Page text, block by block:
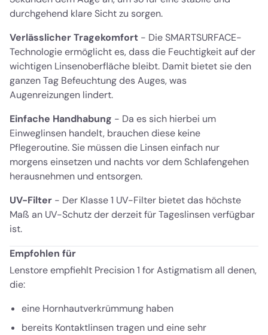
durchgehend klare Sicht zu sorgen.
Verlässlicher Tragekomfort - Die SMARTSURFACE-
Technologie ermöglicht es, dass die Feuchtigkeit auf der
wichtigen Linsenoberfläche bleibt. Damit bietet sie den
ganzen Tag Befeuchtung des Auges, was
Augenreizungen lindert.
Einfache Handhabung - Da es sich hierbei um
Einweglinsen handelt, brauchen diese keine
Pflegeroutine. Sie müssen die Linsen einfach nur
morgens einsetzen und nachts vor dem Schlafengehen
herausnehmen und entsorgen.
UV-Filter - Der Klasse 1 UV-Filter bietet das höchste
Maß an UV-Schutz der derzeit für Tageslinsen verfügbar
ist.
Empfohlen für
Lenstore empfiehlt Precision 1 for Astigmatism all denen,
die:
eine Hornhautverkrümmung haben
bereits Kontaktlinsen tragen und eine sehr